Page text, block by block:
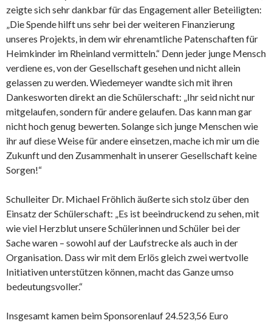
zeigte sich sehr dankbar für das Engagement aller Beteiligten:
„Die Spende hilft uns sehr bei der weiteren Finanzierung
unseres Projekts, in dem wir ehrenamtliche Patenschaften für
Heimkinder im Rheinland vermitteln.“ Denn jeder junge Mensch
verdiene es, von der Gesellschaft gesehen und nicht allein
gelassen zu werden. Wiedemeyer wandte sich mit ihren
Dankesworten direkt an die Schülerschaft: „Ihr seid nicht nur
mitgelaufen, sondern für andere gelaufen. Das kann man gar
nicht hoch genug bewerten. Solange sich junge Menschen wie
ihr auf diese Weise für andere einsetzen, mache ich mir um die
Zukunft und den Zusammenhalt in unserer Gesellschaft keine
Sorgen!“
Schulleiter Dr. Michael Fröhlich äußerte sich stolz über den
Einsatz der Schülerschaft: „Es ist beeindruckend zu sehen, mit
wie viel Herzblut unsere Schülerinnen und Schüler bei der
Sache waren – sowohl auf der Laufstrecke als auch in der
Organisation. Dass wir mit dem Erlös gleich zwei wertvolle
Initiativen unterstützen können, macht das Ganze umso
bedeutungsvoller.“
Insgesamt kamen beim Sponsorenlauf 24.523,56 Euro